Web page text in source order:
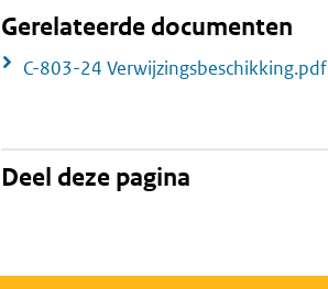
Gerelateerde documenten
C-803-24 Verwijzingsbeschikking.pdf
Deel deze pagina